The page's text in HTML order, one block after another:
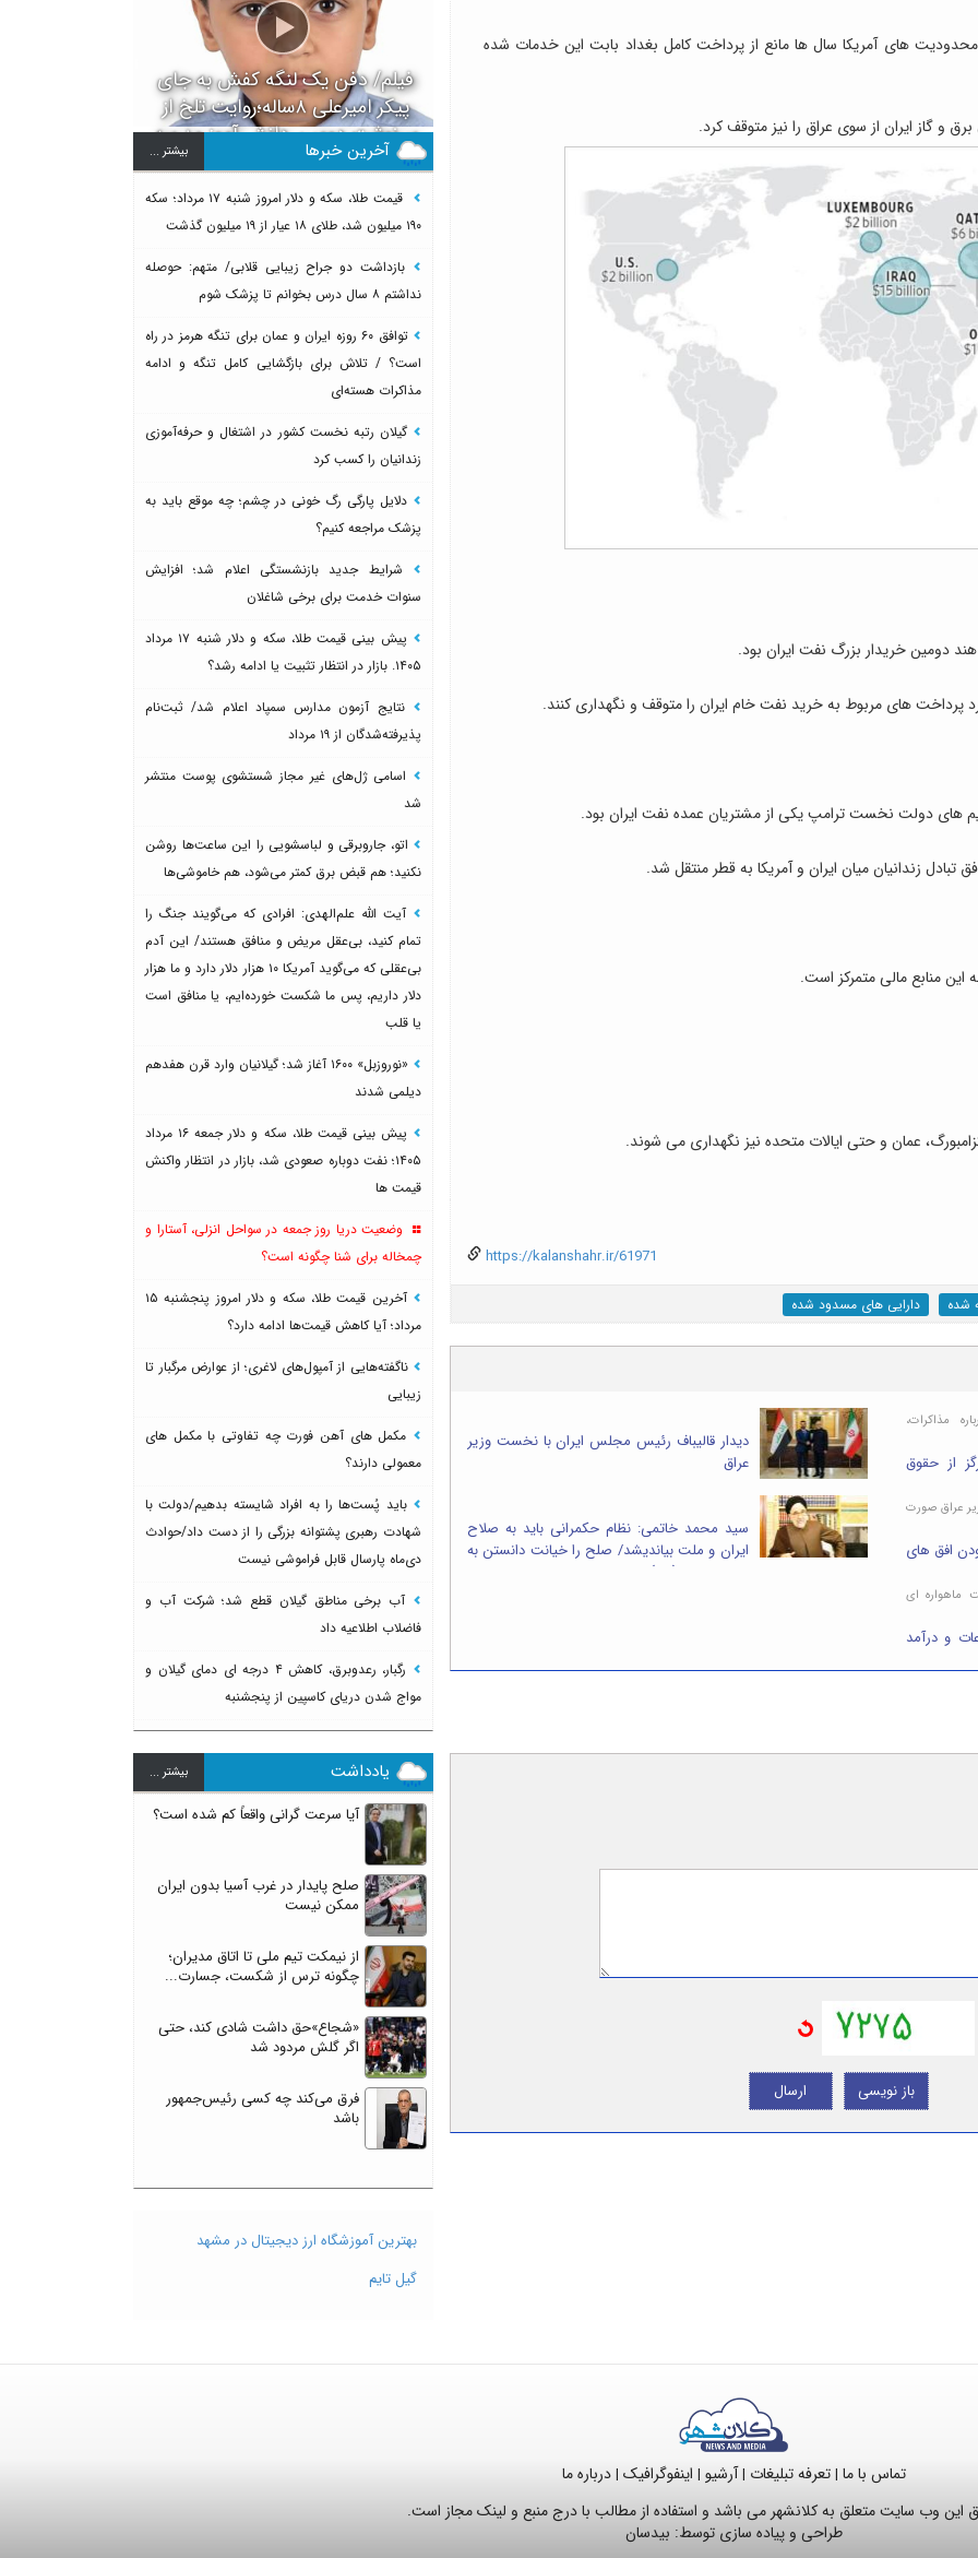
های آمریکا سال ها مانع از پرداخت کامل بغداد بابت این خدمات شده
و گاز ایران از سوی عراق را نیز متوقف کرد.
دومین خریدار بزرگ نفت ایران بود.
های مربوط به خرید نفت خام ایران را متوقف و نگهداری کنند.
های دولت نخست ترامپ یکی از مشتریان عمده نفت ایران بود.
منابع مالی متمرکز است.
عمان و حتی ایالات متحده نیز نگهداری می شوند.
https://kalanshahr.ir/61971
شده دارایی های مسدود شده
مذاکرات،
از حقوق
بخشی از
می کند
دیدار قالیباف رئیس مجلس ایران با نخست وزیر
عراق
عراق صورت
افق های
سید محمد خاتمی: نظام حکمرانی باید به صلاح
ایران و ملت بیاندیشد/ صلح را خیانت دانستن به
هیچ وجه با جوهر اسلام محمدی (ص) نسبتی ندارد
ماهواره ای
و درآمد
ارسال باز نویسی
فیلم/ دفن یک لنگه کفش به جای
پیکر امیرعلی ۸ساله؛روایت تلخ از
سرنوشت دومین دانش آموز مدرسه
میناب بعد از ماکان
آخرین خبرها بيشتر ...
قیمت طلا، سکه و دلار امروز شنبه ۱۷ مرداد؛ سکه
۱۹۰ میلیون شد، طلای ۱۸ عیار از ۱۹ میلیون گذشت
بازداشت دو جراح زیبایی قلابی/ متهم: حوصله
نداشتم ۸ سال درس بخوانم تا پزشک شوم
توافق ۶۰ روزه ایران و عمان برای تنگه هرمز در راه
است؟ / تلاش برای بازگشایی کامل تنگه و ادامه
مذاکرات هسته‌ای
گیلان رتبه نخست کشور در اشتغال و حرفه‌آموزی
زندانیان را کسب کرد
دلایل پارگی رگ خونی در چشم؛ چه موقع باید به
پزشک مراجعه کنیم؟
شرایط جدید بازنشستگی اعلام شد؛ افزایش
سنوات خدمت برای برخی شاغلان
پیش بینی قیمت طلا، سکه و دلار شنبه ۱۷ مرداد
۱۴۰۵. بازار در انتظار تثبیت یا ادامه رشد؟
نتایج آزمون مدارس سمپاد اعلام شد/ ثبت‌نام
پذیرفته‌شدگان از ۱۹ مرداد
اسامی ژل‌های غیر مجاز شستشوی پوست منتشر
شد
اتو، جاروبرقی و لباسشویی را این ساعت‌ها روشن
نکنید؛ هم قبض برق کمتر می‌شود، هم خاموشی‌ها
آیت الله علم‌الهدی: افرادی که می‌گویند جنگ را
تمام کنید، بی‌عقل مریض و منافق هستند/ این آدم
بی‌عقلی که می‌گوید آمریکا ۱۰ هزار دلار دارد و ما هزار
دلار داریم، پس ما شکست خورده‌ایم، یا منافق است
یا قلب
«نوروزبل» ۱۶۰۰ آغاز شد؛ گیلانیان وارد قرن هفدهم
دیلمی شدند
پیش بینی قیمت طلا، سکه و دلار جمعه ۱۶ مرداد
۱۴۰۵؛ نفت دوباره صعودی شد، بازار در انتظار واکنش
قیمت ها
وضعیت دریا روز جمعه در سواحل انزلی، آستارا و
چمخاله برای شنا چگونه است؟
آخرین قیمت طلا، سکه و دلار امروز پنجشنبه ۱۵
مرداد؛ آیا کاهش قیمت‌ها ادامه دارد؟
ناگفته‌هایی از آمپول‌های لاغری؛ از عوارض مرگبار تا
زیبایی
مکمل های آهن فورت چه تفاوتی با مکمل های
معمولی دارند؟
باید پُست‌ها را به افراد شایسته بدهیم/دولت با
شهادت رهبری پشتوانه بزرگی را از دست داد/حوادث
دی‌ماه پارسال قابل فراموشی نیست
آب برخی مناطق گیلان قطع شد؛ شرکت آب و
فاضلاب اطلاعیه داد
رگبار، رعدوبرق، کاهش ۴ درجه ای دمای گیلان و
مواج شدن دریای کاسپین از پنجشنبه
یادداشت بيشتر ...
آیا سرعت گرانی واقعاً کم شده است؟
صلح پایدار در غرب آسیا بدون ایران
ممکن نیست
از نیمکت تیم ملی تا اتاق مدیران؛
چگونه ترس از شکست، جسارت...
«شجاع»حق داشت شادی کند، حتی
اگر گلش مردود شد
فرق می‌کند چه کسی رئیس‌جمهور
باشد
بهترین آموزشگاه ارز دیجیتال در مشهد
گیل تایم
تماس با ما |تعرفه تبلیغات |آرشیو | اینفوگرافیک |درباره ما
وب سایت متعلق به کلانشهر می باشد و استفاده از مطالب با درج منبع و لینک مجاز است.
طراحی و پیاده سازی توسط: بیدسان